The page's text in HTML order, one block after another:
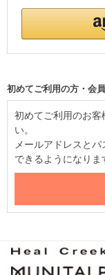
初めてご利用の方・会
初めてご利用のお客
い。
メールアドレスと
できるようになりま